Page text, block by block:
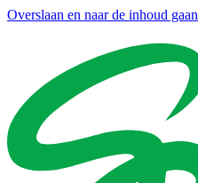
Overslaan en naar de inhoud gaan